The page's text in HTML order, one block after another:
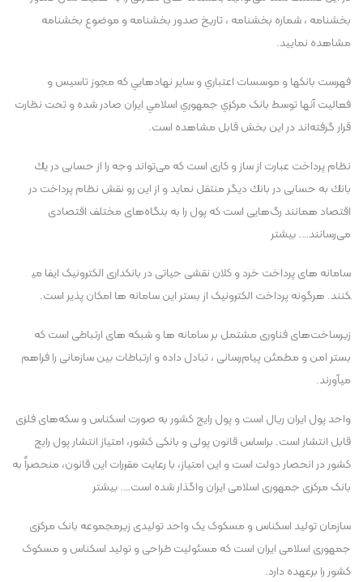
بخشنامه ، شماره بخشنامه ، تاريخ صدور بخشنامه و موضوع بخشنامه
مشاهده نماييد.
فهرست بانکها و موسسات اعتباري و ساير نهادهايي که مجوز تاسيس و
فعاليت آنها توسط بانک مرکزي جمهوري اسلامي ايران صادر شده و تحت نظارت
قرار گرفته‌اند در اين بخش قابل مشاهده است.
نظام پرداخت عبارت از ساز و كاری است كه می‌تواند وجه را از حسابی در يك
بانك به حسابی در بانك ديگر منتقل نمايد و از اين رو نقش نظام پرداخت در
اقتصاد همانند رگ‌هايی است كه پول را به بنگاه‌های مختلف اقتصادی
می‌رسانند…. بيشتر
سامانه های پرداخت خرد و کلان نقشی حياتی در بانکداری الکترونيک ايفا می​
کنند. هرگونه پرداخت الکترونيک از بستر اين سامانه ها امکان پذير است.
زيرساخت‌های فناوری مشتمل بر سامانه ها و شبکه های ارتباطی است که
بستر امن و مطمئن پيام‌رسانی ، تبادل داده و ارتباطات بين سازمانی را فراهم
می​آورند.
واحد پول ايران ريال است و پول رايج کشور به صورت اسکناس و سکه‌های فلزی
قابل انتشار است. براساس قانون پولی و بانکی کشور، امتياز انتشار پول رايج
کشور در انحصار دولت است و اين امتياز، با رعايت مقررات اين قانون، منحصراً به
بانک مرکزی جمهوری اسلامی ايران واگذار شده است…. بيشتر
سازمان توليد اسکناس و مسکوک يک واحد توليدی زيرمجموعه بانک مرکزی
جمهوری اسلامی ايران است که مسئوليت طراحی و توليد اسکناس و مسکوک
کشور را برعهده دارد.